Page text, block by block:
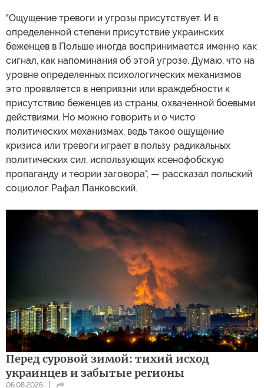
"Ощущение тревоги и угрозы присутствует. И в
определенной степени присутствие украинских
беженцев в Польше иногда воспринимается именно как
сигнал, как напоминания об этой угрозе. Думаю, что на
уровне определенных психологических механизмов
это проявляется в неприязни или враждебности к
присутствию беженцев из страны, охваченной боевыми
действиями. Но можно говорить и о чисто
политических механизмах, ведь такое ощущение
кризиса или тревоги играет в пользу радикальных
политических сил, использующих ксенофобскую
пропаганду и теории заговора", — рассказал польский
социолог Рафал Панковский.
Перед суровой зимой: тихий исход
украинцев и забытые регионы
06.08.2026